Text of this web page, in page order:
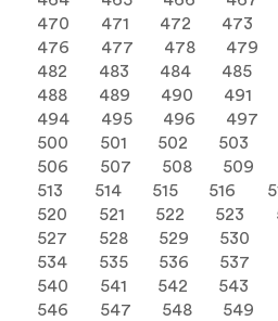
470
471 472 473
476
477 478 479
482
483 484 485
488
489 490 491
494
495 496 497
500
501 502 503
506
507 508 509
513
514 515 516
520
521 522 523
527
528 529 530
534
535 536 537
540
541 542 543
546
547 548 549